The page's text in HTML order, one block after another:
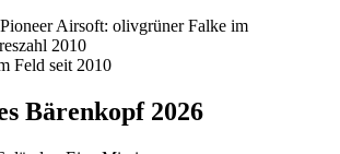
Feld seit 2010
Bärenkopf 2026